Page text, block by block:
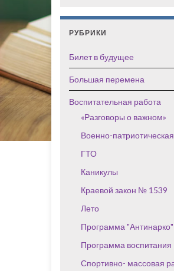
РУБРИКИ
Билет в будущее
Большая перемена
Воспитательная работа
«Разговоры о важном»
Военно-
ГТО
Каникулы
Краевой закон № 1539
Лето
Программа "Антинарко"
Программа воспитания
Спортивно- массовая